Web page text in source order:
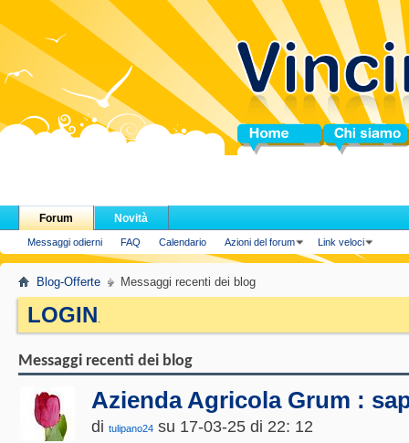
Home Chi siamo
Forum
Messaggi odierni FAQ Calendario Azioni del forum Link veloci
Novità
Blog-Offerte Messaggi recenti dei blog
LOGIN.
Messaggi recenti dei blog
Azienda Agricola Grum :
di tulipano24 su 17-03-25 di 22: 12